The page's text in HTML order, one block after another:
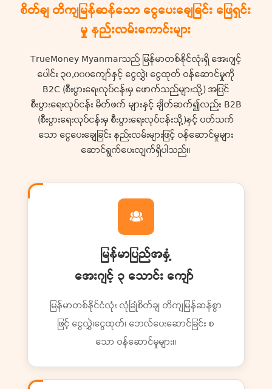
စိတ်ချ တိကျမြန်ဆန်သော ငွေပေးချေခြင်း ဖြေရှင်း
မှု နည်းလမ်းကောင်းများ
TrueMoney Myanmarသည် မြန်မာတစ်နိုင်လုံးရှိ အေးဂျင့်
ပေါင်း ၃၀,၀၀၀ကျော်နှင့် ငွေလွှဲ၊ ငွေထုတ် ဝန်ဆောင်မှုကို
B2C (စီးပွားရေးလုပ်ငန်းမှ ဖောက်သည်များသို့) အပြင်
စီးပွားရေးလုပ်ငန်း မိတ်ဖက် များနှင့် ချိတ်ဆက်၍လည်း B2B
(စီးပွားရေးလုပ်ငန်းမှ စီးပွားရေးလုပ်ငန်းသို့)နှင့် ပတ်သက်
သော ငွေပေးချေခြင်း နည်းလမ်းများဖြင့် ဝန်ဆောင်မှုများ
ဆောင်ရွက်ပေးလျက်ရှိပါသည်။
မြန်မာပြည်အနှံ့
အေးဂျင့် ၃ သောင်း ကျော်
မြန်မာတစ်နိုင်ငံလုံး လုံခြုံစိတ်ချ တိကျမြန်ဆန်စွာ
ဖြင့် ငွေလွှဲ၊ငွေထုတ်၊ ဘေလ်ပေးဆောင်ခြင်း စ
သော ဝန်ဆောင်မှုများ။